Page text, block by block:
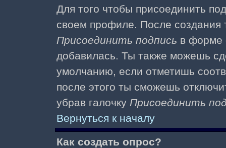
Для того чтобы присоединить
своем профиле. После создания
Присоединить подпись в форме
добавилась. Ты также можешь
умолчанию, если отметишь
после этого ты сможешь
убрав галочку Присоединить
Вернуться к началу
Как создать опрос?